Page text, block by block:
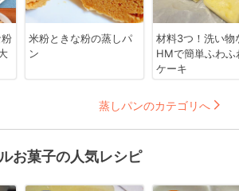
粉
米粉ときな粉の蒸しパ
ン
材料3つ！洗い物
HMで簡単ふわふ
ケーキ
蒸しパンのカテゴリへ
お菓子の人気レシピ